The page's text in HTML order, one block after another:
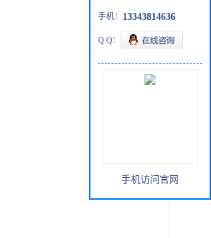
手机： 13343814636
Q Q：
手机访问官网